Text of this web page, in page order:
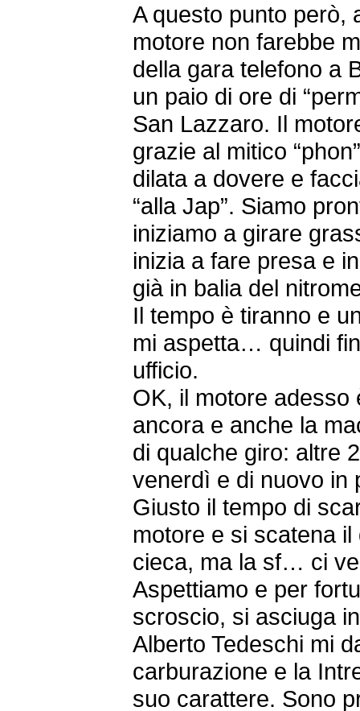
A questo punto però,
motore non farebbe
della gara telefono a
un paio di ore di
San Lazzaro. Il
grazie al mitico
dilata a dovere e
“alla Jap”. Siamo
iniziamo a girare
inizia a fare presa e
già in balia del
Il tempo è tiranno e
mi aspetta… quindi
ufficio.
OK, il motore adesso
ancora e anche la
di qualche giro: altre
venerdì e di nuovo in
Giusto il tempo di
motore e si scatena
cieca, ma la sf… ci
Aspettiamo e per
scroscio, si asciuga
Alberto Tedeschi mi
carburazione e la
suo carattere. Sono